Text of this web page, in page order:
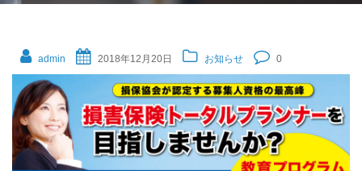
admin 2018年12月20日 お知らせ 0